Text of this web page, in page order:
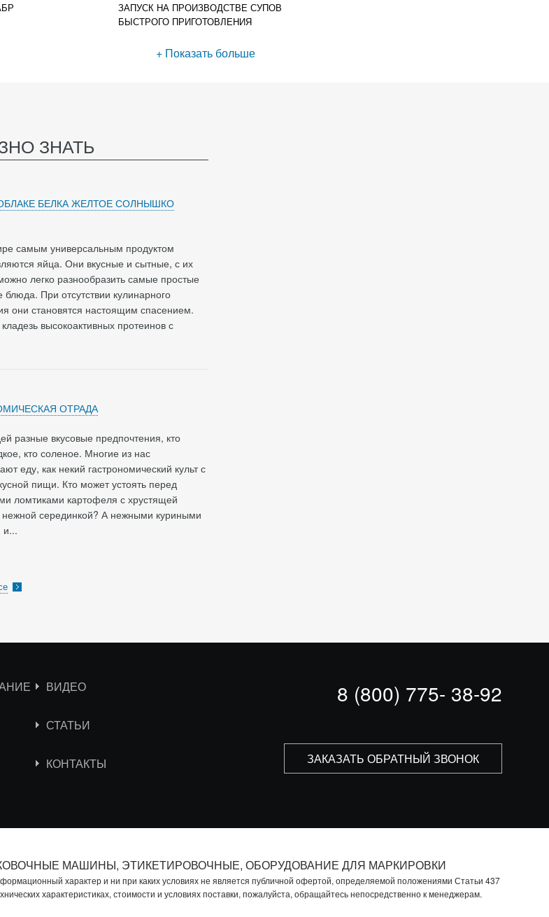
ЗАПУСК НА ПРОИЗВОДСТВЕ СУПОВ
БЫСТРОГО ПРИГОТОВЛЕНИЯ
+ Показать больше
ЗНАТЬ
БЕЛКА ЖЕЛТОЕ СОЛНЫШКО
самым универсальным продуктом
яйца. Они вкусные и сытные, с их
легко разнообразить самые простые
При отсутствии кулинарного
они становятся настоящим спасением.
высокоактивных протеинов с
ОТРАДА
разные вкусовые предпочтения, кто
кто соленое. Многие из нас
еду, как некий гастрономический культ с
пищи. Кто может устоять перед
ломтиками картофеля с хрустящей
нежной серединкой? А нежными куриными
и...
ВИДЕО
СТАТЬИ
КОНТАКТЫ
8 (800) 775- 38-92
ЗАКАЗАТЬ ОБРАТНЫЙ ЗВОНОК
МАШИНЫ, ЭТИКЕТИРОВОЧНЫЕ, ОБОРУДОВАНИЕ ДЛЯ МАРКИРОВКИ
характер и ни при каких условиях не является публичной офертой, определяемой положениями Статьи 437
характеристиках, стоимости и условиях поставки, пожалуйста, обращайтесь непосредственно к менеджерам.